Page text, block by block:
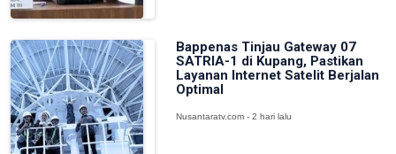
Bappenas Tinjau Gateway 07
SATRIA-1 di Kupang, Pastikan
Layanan Internet Satelit Berjalan
Optimal
Nusantaratv.com - 2 hari lalu